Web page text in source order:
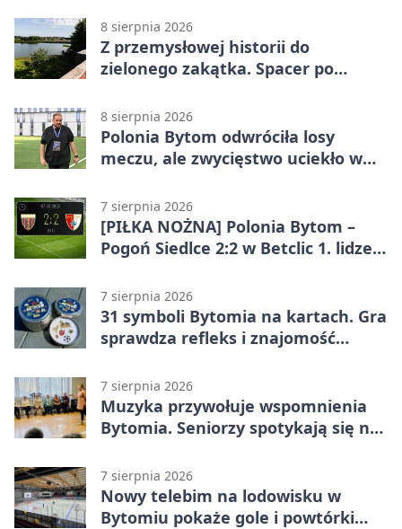
8 sierpnia 2026
Z przemysłowej historii do
zielonego zakątka. Spacer po
8 sierpnia 2026
Polonia Bytom odwróciła losy
meczu, ale zwycięstwo uciekło w
7 sierpnia 2026
[PIŁKA NOŻNA] Polonia Bytom –
Pogoń Siedlce 2:2 w Betclic 1. lidze.
ale stracili zwycięstwo
7 sierpnia 2026
31 symboli Bytomia na kartach. Gra
sprawdza refleks i znajomość
7 sierpnia 2026
Muzyka przywołuje wspomnienia
Bytomia. Seniorzy spotykają się na
7 sierpnia 2026
Nowy telebim na lodowisku w
Bytomiu pokaże gole i powtórki